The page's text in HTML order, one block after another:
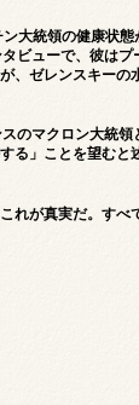
大統領の健康状態
ビューで、彼はプ
、ゼレンスキーの
のマクロン大統領
る」ことを望むと
れが真実だ。すべ